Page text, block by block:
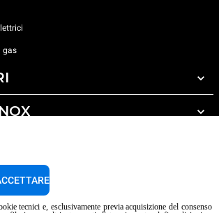
gas
automatico
manuale
filtro a resine
osmosi inversa
tecnici e, esclusivamente previa acquisizione del consenso